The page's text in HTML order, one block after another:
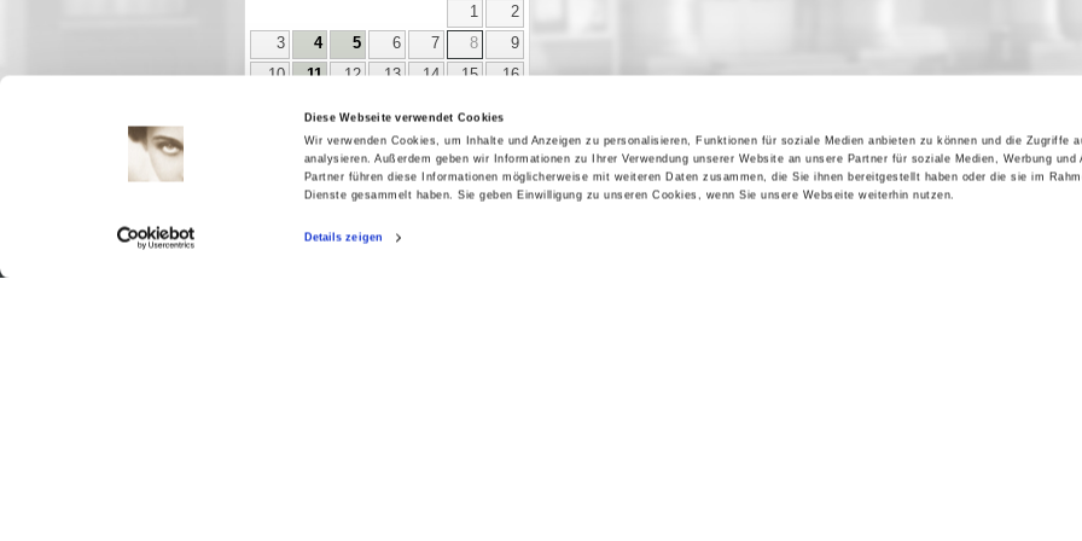
Diese Webseite verwendet Cookies
Wir verwenden Cookies, um Inhalte und Anzeigen zu personalisieren, Funktionen für soziale Medien anbieten zu können und die Zugriffe
analysieren. Außerdem geben wir Informationen zu Ihrer Verwendung unserer Website an unsere Partner für soziale Medien, Werbung und
Partner führen diese Informationen möglicherweise mit weiteren Daten zusammen, die Sie ihnen bereitgestellt haben oder die sie im
Dienste gesammelt haben. Sie geben Einwilligung zu unseren Cookies, wenn Sie unsere Webseite weiterhin nutzen.
Details zeigen
1
2
3
4 5 6 7 8
9
10
11 12 13 14 15
16
25 26 27 28 29
30